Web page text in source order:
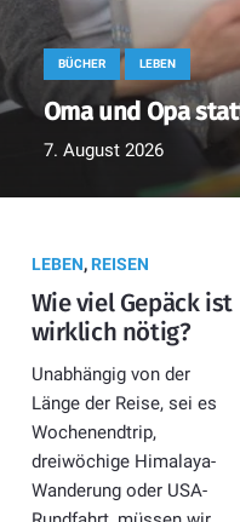
BÜCHER LEBEN
Oma und Opa
7. August 2026
LEBEN,REISEN
Wie viel Gepäck ist
wirklich nötig?
Unabhängig von der
Länge der Reise, sei es
Wochenendtrip,
dreiwöchige Himalaya-
Wanderung oder USA-